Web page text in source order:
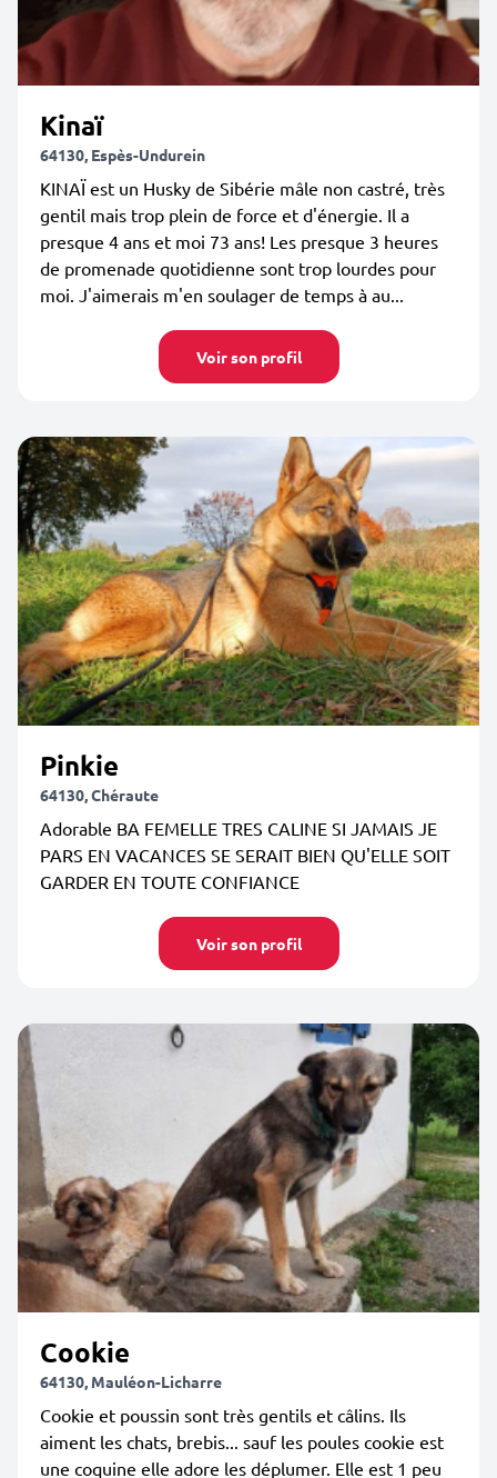
Kinaï
64130, Espès-Undurein
KINAÏ est un Husky de Sibérie mâle non castré, très
gentil mais trop plein de force et d'énergie. Il a
presque 4 ans et moi 73 ans! Les presque 3 heures
de promenade quotidienne sont trop lourdes pour
moi. J'aimerais m'en soulager de temps à au...
Voir son profil
Pinkie
64130, Chéraute
Adorable BA FEMELLE TRES CALINE SI JAMAIS JE
PARS EN VACANCES SE SERAIT BIEN QU'ELLE SOIT
GARDER EN TOUTE CONFIANCE
Voir son profil
Cookie
64130, Mauléon-Licharre
Cookie et poussin sont très gentils et câlins. Ils
aiment les chats, brebis... sauf les poules cookie est
une coquine elle adore les déplumer. Elle est 1 peu